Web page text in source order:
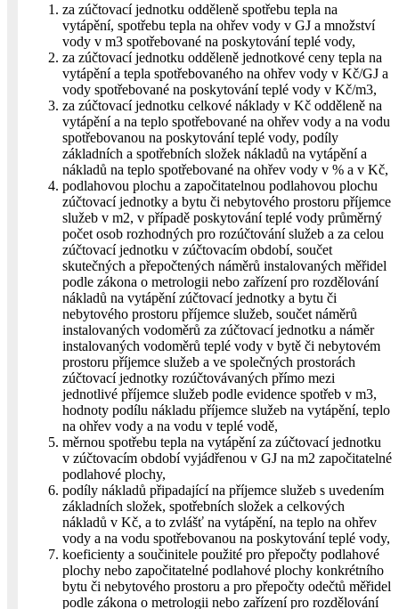
za zúčtovací jednotku odděleně spotřebu tepla na
vytápění, spotřebu tepla na ohřev vody v GJ a množství
vody v m3 spotřebované na poskytování teplé vody,
za zúčtovací jednotku odděleně jednotkové ceny tepla na
vytápění a tepla spotřebovaného na ohřev vody v Kč/GJ a
vody spotřebované na poskytování teplé vody v Kč/m3,
za zúčtovací jednotku celkové náklady v Kč odděleně na
vytápění a na teplo spotřebované na ohřev vody a na vodu
spotřebovanou na poskytování teplé vody, podíly
základních a spotřebních složek nákladů na vytápění a
nákladů na teplo spotřebované na ohřev vody v % a v Kč,
podlahovou plochu a započitatelnou podlahovou plochu
zúčtovací jednotky a bytu či nebytového prostoru příjemce
služeb v m2, v případě poskytování teplé vody průměrný
počet osob rozhodných pro rozúčtování služeb a za celou
zúčtovací jednotku v zúčtovacím období, součet
skutečných a přepočtených náměrů instalovaných měřidel
podle zákona o metrologii nebo zařízení pro rozdělování
nákladů na vytápění zúčtovací jednotky a bytu či
nebytového prostoru příjemce služeb, součet náměrů
instalovaných vodoměrů za zúčtovací jednotku a náměr
instalovaných vodoměrů teplé vody v bytě či nebytovém
prostoru příjemce služeb a ve společných prostorách
zúčtovací jednotky rozúčtovávaných přímo mezi
jednotlivé příjemce služeb podle evidence spotřeb v m3,
hodnoty podílu nákladu příjemce služeb na vytápění, teplo
na ohřev vody a na vodu v teplé vodě,
měrnou spotřebu tepla na vytápění za zúčtovací jednotku
v zúčtovacím období vyjádřenou v GJ na m2 započitatelné
podlahové plochy,
podíly nákladů připadající na příjemce služeb s uvedením
základních složek, spotřebních složek a celkových
nákladů v Kč, a to zvlášť na vytápění, na teplo na ohřev
vody a na vodu spotřebovanou na poskytování teplé vody,
koeficienty a součinitele použité pro přepočty podlahové
plochy nebo započitatelné podlahové plochy konkrétního
bytu či nebytového prostoru a pro přepočty odečtů měřidel
podle zákona o metrologii nebo zařízení pro rozdělování